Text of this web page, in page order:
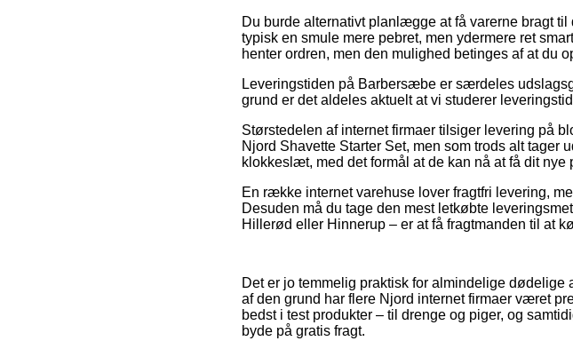
Du burde alternativt planlægge at få varerne bragt
typisk en smule mere pebret, men ydermere ret
henter ordren, men den mulighed betinges af at du
Leveringstiden på Barbersæbe er særdeles
grund er det aldeles aktuelt at vi studerer
Størstedelen af internet firmaer tilsiger levering på
Njord Shavette Starter Set, men som trods alt
klokkeslæt, med det formål at de kan nå at få dit
En række internet varehuse lover fragtfri levering,
Desuden må du tage den mest letkøbte
Hillerød eller Hinnerup – er at få fragtmanden til at
Det er jo temmelig praktisk for almindelige
af den grund har flere Njord internet firmaer været
bedst i test produkter – til drenge og piger, og
byde på gratis fragt.